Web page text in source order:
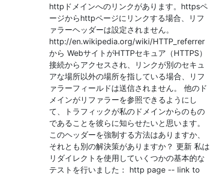
httpドメインへのリンクがあります。httpsペ
ージからhttpページにリンクする場合、リフ
ァラーヘッダーは設定されません。
http://en.wikipedia.org/wiki/HTTP_referrer
から WebサイトがHTTPセキュア（HTTPS）
接続からアクセスされ、リンクが別のセキュ
アな場所以外の場所を指している場合、リフ
ァラーフィールドは送信されません。 他のド
メインがリファラーを参照できるようにし
て、トラフィックが私のドメインからのもの
であることを彼らに知らせたいと思います。
このヘッダーを強制する方法はありますか、
それとも別の解決策がありますか？ 更新 私は
リダイレクトを使用していくつかの基本的な
テストを行いました： http page -- link to